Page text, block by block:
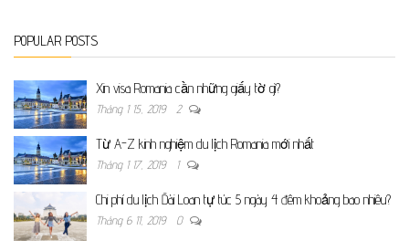
POPULAR POSTS
Xin visa Romania cần những giấy tờ gì?
Tháng 1 15, 2019 2
Từ A-Z kinh nghiệm du lịch Romania mới nhất
Tháng 1 17, 2019 1
Chi phí du lịch Đài Loan tự túc 5 ngày 4 đêm khoảng bao nhiêu?
Tháng 6 11, 2019 0